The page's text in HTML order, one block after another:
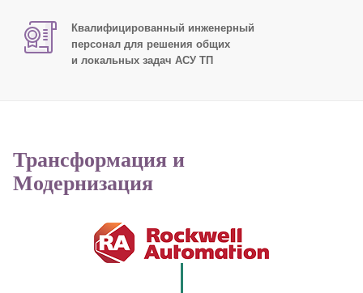
Квалифицированный инженерный
персонал для решения общих
и локальных задач АСУ ТП
Трансформация и
Модернизация